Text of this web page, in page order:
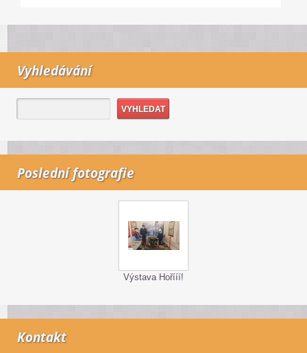
Vyhledávání
Poslední fotografie
Výstava Hořííí!
Kontakt